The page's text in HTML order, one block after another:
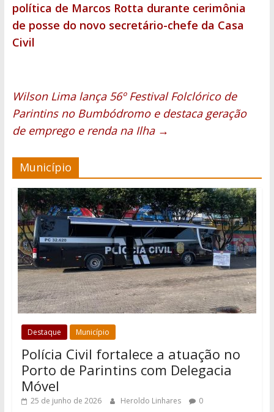
política de Marcos Rotta durante cerimônia
de posse do novo secretário-chefe da Casa
Civil
Wilson Lima lança 56º Festival Folclórico de
Parintins no Bumbódromo e destaca geração
de emprego e renda na Ilha →
Município
Destaque Município
Polícia Civil fortalece a atuação no
Porto de Parintins com Delegacia
Móvel
25 de junho de 2026 Heroldo Linhares 0